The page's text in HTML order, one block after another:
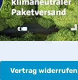
Vertrag widerrufen